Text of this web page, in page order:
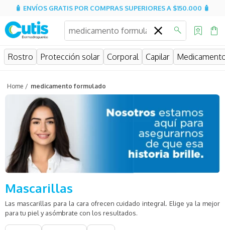
🧴 ENVÍOS GRATIS POR COMPRAS SUPERIORES A $150.000 🧴
¿Qué estás buscando?
Rostro Protección solar Corporal Capilar
medicamento formulado
Mascarillas
Las mascarillas para la cara ofrecen cuidado integral. Elige ya la mejor
para tu piel y asómbrate con los resultados.